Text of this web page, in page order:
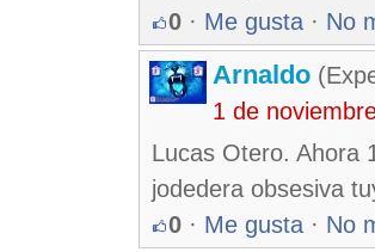
0 · Me gusta · No
Arnaldo
1 de
Lucas Otero. Ahora
jodedera obsesiva
0 · Me gusta · No